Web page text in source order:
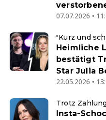
07.07.2026 •
"Kurz und
Heimliche
bestätigt
Star Julia
22.05.2026 •
Trotz
Insta-